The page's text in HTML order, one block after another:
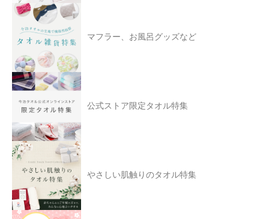
マフラー、お風呂グッズなど
公式ストア限定タオル特集
やさしい肌触りのタオル特集